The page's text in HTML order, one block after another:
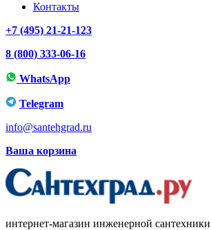
Контакты
+7 (495) 21-21-123
8 (800) 333-06-16
WhatsApp
Telegram
info@santehgrad.ru
Ваша корзина
интернет-магазин инженерной сантехники